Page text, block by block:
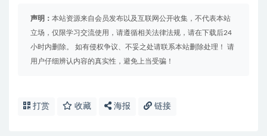
声明： 本站资源来自会员发布以及互联网公开收集，不代表本站
立场，仅限学习交流使用，请遵循相关法律法规，请在下载后24
小时内删除。 如有侵权争议、不妥之处请联系本站删除处理！ 请
用户仔细辨认内容的真实性，避免上当受骗！
打赏 收藏 海报 链接